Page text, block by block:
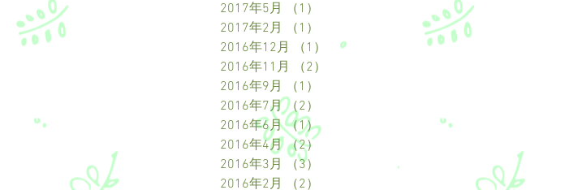
2017年5月
（1）
2017年2月
（1）
2016年12月
（1）
1件の記事
2016年11月
（2）
2016年9月
（1）
2016年7月 （2）
2016年6月 （1）1件の記事
2016年4月 （2）
2016年3月
（3）
2016年2月
（2）